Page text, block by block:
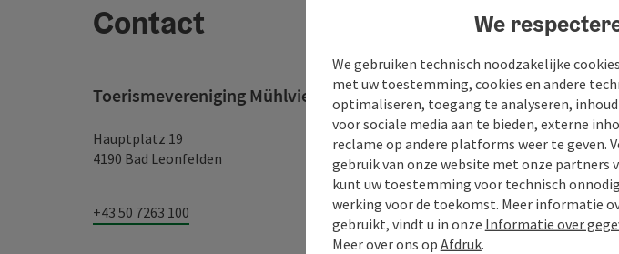
Contact
Toerismevereniging Mühlviertel
Hauptplatz 19
4190 Bad Leonfelden
+43 50 7263 100
Je
Velden met*zijn
Voornaam
We
We gebruiken technisch noodzakelijke
met uw toestemming, cookies en andere
optimaliseren, toegang te analyseren,
voor sociale media aan te bieden, externe
reclame op andere platforms weer te geven.
gebruik van onze website met onze partners
kunt uw toestemming voor technisch
werking voor de toekomst. Meer informatie
gebruikt, vindt u in onze Informatie over
Meer over ons op Afdruk.